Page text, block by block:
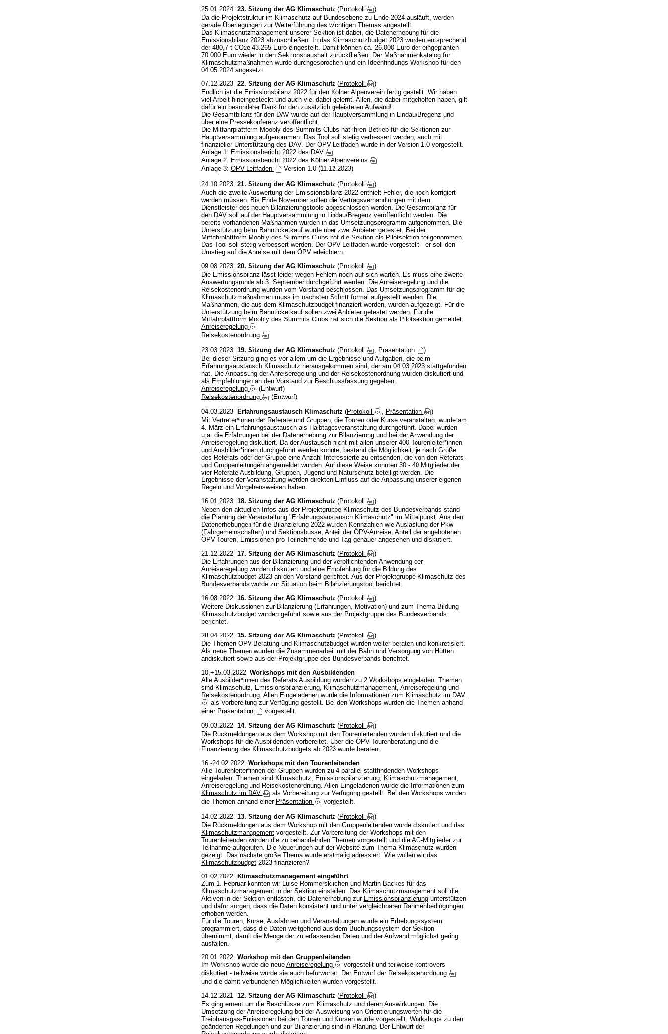
25.01.2024 23. Sitzung der AG Klimaschutz (Protokoll
)
Da die Projektstruktur im Klimaschutz auf Bundesebene zu Ende 2024 ausläuft, werden
gerade Überlegungen zur Weiterführung des wichtigen Themas angestellt.
Das Klimaschutzmanagement unserer Sektion ist dabei, die Datenerhebung für die
Emissionsbilanz 2023 abzuschließen. In das Klimaschutzbudget 2023 wurden entsprechend
der 480,7 t CO2e 43.265 Euro eingestellt. Damit können ca. 26.000 Euro der eingeplanten
70.000 Euro wieder in den Sektionshaushalt zurückfließen. Der Maßnahmenkatalog für
Klimaschutzmaßnahmen wurde durchgesprochen und ein Ideenfindungs-Workshop für den
04.05.2024 angesetzt.
07.12.2023 22. Sitzung der AG Klimaschutz (Protokoll
)
Endlich ist die Emissionsbilanz 2022 für den Kölner Alpenverein fertig gestellt. Wir haben
viel Arbeit hineingesteckt und auch viel dabei gelernt. Allen, die dabei mitgeholfen haben, gilt
dafür ein besonderer Dank für den zusätzlich geleisteten Aufwand!
Die Gesamtbilanz für den DAV wurde auf der Hauptversammlung in Lindau/Bregenz und
über eine Pressekonferenz veröffentlicht.
Die Mitfahrplattform Moobly des Summits Clubs hat ihren Betrieb für die Sektionen zur
Hauptversammlung aufgenommen. Das Tool soll stetig verbessert werden, auch mit
finanzieller Unterstützung des DAV. Der ÖPV-Leitfaden wurde in der Version 1.0 vorgestellt.
Anlage 1: Emissionsbericht 2022 des DAV
Anlage 2: Emissionsbericht 2022 des Kölner Alpenvereins
Anlage 3: ÖPV-Leitfaden Version 1.0 (11.12.2023)
24.10.2023 21. Sitzung der AG Klimaschutz (Protokoll
)
Auch die zweite Auswertung der Emissionsbilanz 2022 enthielt Fehler, die noch korrigiert
werden müssen. Bis Ende November sollen die Vertragsverhandlungen mit dem
Dienstleister des neuen Bilanzierungstools abgeschlossen werden. Die Gesamtbilanz für
den DAV soll auf der Hauptversammlung in Lindau/Bregenz veröffentlicht werden. Die
bereits vorhandenen Maßnahmen wurden in das Umsetzungsprogramm aufgenommen. Die
Unterstützung beim Bahnticketkauf wurde über zwei Anbieter getestet. Bei der
Mitfahrplattform Moobly des Summits Clubs hat die Sektion als Pilotsektion teilgenommen.
Das Tool soll stetig verbessert werden. Der ÖPV-Leitfaden wurde vorgestellt - er soll den
Umstieg auf die Anreise mit dem ÖPV erleichtern.
09.08.2023 20. Sitzung der AG Klimaschutz (Protokoll
)
Die Emissionsbilanz lässt leider wegen Fehlern noch auf sich warten. Es muss eine zweite
Auswertungsrunde ab 3. September durchgeführt werden. Die Anreiseregelung und die
Reisekostenordnung wurden vom Vorstand beschlossen. Das Umsetzungsprogramm für die
Klimaschutzmaßnahmen muss im nächsten Schritt formal aufgestellt werden. Die
Maßnahmen, die aus dem Klimaschutzbudget finanziert werden, wurden aufgezeigt. Für die
Unterstützung beim Bahnticketkauf sollen zwei Anbieter getestet werden. Für die
Mitfahrplattform Moobly des Summits Clubs hat sich die Sektion als Pilotsektion gemeldet.
Anreiseregelung
Reisekostenordnung
23.03.2023 19. Sitzung der AG Klimaschutz (Protokoll Präsentation
)
Bei dieser Sitzung ging es vor allem um die Ergebnisse und Aufgaben, die beim
Erfahrungsaustausch Klimaschutz herausgekommen sind, der am 04.03.2023 stattgefunden
hat. Die Anpassung der Anreiseregelung und der Reisekostenordnung wurden diskutiert und
als Empfehlungen an den Vorstand zur Beschlussfassung gegeben.
Anreiseregelung
(Entwurf)
Reisekostenordnung
(Entwurf)
04.03.2023 Erfahrungsaustausch Klimaschutz (Protokoll Präsentation
)
Mit Vertreter*innen der Referate und Gruppen, die Touren oder Kurse veranstalten, wurde am
4. März ein Erfahrungsaustausch als Halbtagesveranstaltung durchgeführt. Dabei wurden
u.a. die Erfahrungen bei der Datenerhebung zur Bilanzierung und bei der Anwendung der
Anreiseregelung diskutiert. Da der Austausch nicht mit allen unserer 400 Tourenleiter*innen
und Ausbilder*innen durchgeführt werden konnte, bestand die Möglichkeit, je nach Größe
des Referats oder der Gruppe eine Anzahl Interessierte zu entsenden, die von den Referats-
und Gruppenleitungen angemeldet wurden. Auf diese Weise konnten 30 - 40 Mitglieder der
vier Referate Ausbildung, Gruppen, Jugend und Naturschutz beteiligt werden. Die
Ergebnisse der Veranstaltung werden direkten Einfluss auf die Anpassung unserer eigenen
Regeln und Vorgehensweisen haben.
16.01.2023 18. Sitzung der AG Klimaschutz (Protokoll
)
Neben den aktuellen Infos aus der Projektgruppe Klimaschutz des Bundesverbands stand
die Planung der Veranstaltung "Erfahrungsaustausch Klimaschutz" im Mittelpunkt. Aus den
Datenerhebungen für die Bilanzierung 2022 wurden Kennzahlen wie Auslastung der Pkw
(Fahrgemeinschaften) und Sektionsbusse, Anteil der ÖPV-Anreise, Anteil der angebotenen
ÖPV-Touren, Emissionen pro Teilnehmende und Tag genauer angesehen und diskutiert.
21.12.2022 17. Sitzung der AG Klimaschutz (Protokoll
)
Die Erfahrungen aus der Bilanzierung und der verpflichtenden Anwendung der
Anreiseregelung wurden diskutiert und eine Empfehlung für die Bildung des
Klimaschutzbudget 2023 an den Vorstand gerichtet. Aus der Projektgruppe Klimaschutz des
Bundesverbands wurde zur Situation beim Bilanzierungstool berichtet.
16.08.2022 16. Sitzung der AG Klimaschutz (Protokoll
)
Weitere Diskussionen zur Bilanzierung (Erfahrungen, Motivation) und zum Thema Bildung
Klimaschutzbudget wurden geführt sowie aus der Projektgruppe des Bundesverbands
berichtet.
28.04.2022 15. Sitzung der AG Klimaschutz (Protokoll
)
Die Themen ÖPV-Beratung und Klimaschutzbudget wurden weiter beraten und konkretisiert.
Als neue Themen wurden die Zusammenarbeit mit der Bahn und Versorgung von Hütten
andiskutiert sowie aus der Projektgruppe des Bundesverbands berichtet.
10.+15.03.2022 Workshops mit den Ausbildenden
Alle Ausbilder*innen des Referats Ausbildung wurden zu 2 Workshops eingeladen. Themen
sind Klimaschutz, Emissionsbilanzierung, Klimaschutzmanagement, Anreiseregelung und
Reisekostenordnung. Allen Eingeladenen wurde die Informationen zum Klimaschutz im DAV
als Vorbereitung zur Verfügung gestellt. Bei den Workshops wurden die Themen anhand
einer Präsentation vorgestellt.
09.03.2022 14. Sitzung der AG Klimaschutz (Protokoll
)
Die Rückmeldungen aus dem Workshop mit den Tourenleitenden wurden diskutiert und die
Workshops für die Ausbildenden vorbereitet. Über die ÖPV-Tourenberatung und die
Finanzierung des Klimaschutzbudgets ab 2023 wurde beraten.
16.-24.02.2022 Workshops mit den Tourenleitenden
Alle Tourenleiter*innen der Gruppen wurden zu 4 parallel stattfindenden Workshops
eingeladen. Themen sind Klimaschutz, Emissionsbilanzierung, Klimaschutzmanagement,
Anreiseregelung und Reisekostenordnung. Allen Eingeladenen wurde die Informationen zum
Klimaschutz im DAV
als Vorbereitung zur Verfügung gestellt. Bei den Workshops wurden
die Themen anhand einer Präsentation vorgestellt.
14.02.2022 13. Sitzung der AG Klimaschutz (Protokoll
)
Die Rückmeldungen aus dem Workshop mit den Gruppenleitenden wurde diskutiert und das
Klimaschutzmanagementvorgestellt. Zur Vorbereitung der Workshops mit den
Tourenleitenden wurden die zu behandelnden Themen vorgestellt und die AG-Mitglieder zur
Teilnahme aufgerufen. Die Neuerungen auf der Website zum Thema Klimaschutz wurden
gezeigt. Das nächste große Thema wurde erstmalig adressiert: Wie wollen wir das
Klimaschutzbudget2023 finanzieren?
01.02.2022 Klimaschutzmanagement eingeführt
Zum 1. Februar konnten wir Luise Rommerskirchen und Martin Backes für das
Klimaschutzmanagementin der Sektion einstellen. Das Klimaschutzmanagement soll die
Aktiven in der Sektion entlasten, die Datenerhebung zur Emissionsbilanzierungunterstützen
und dafür sorgen, dass die Daten konsistent und unter vergleichbaren Rahmenbedingungen
erhoben werden.
Für die Touren, Kurse, Ausfahrten und Veranstaltungen wurde ein Erhebungssystem
programmiert, dass die Daten weitgehend aus dem Buchungssystem der Sektion
übernimmt, damit die Menge der zu erfassenden Daten und der Aufwand möglichst gering
ausfallen.
20.01.2022 Workshop mit den Gruppenleitenden
Im Workshop wurde die neue Anreiseregelung
vorgestellt und teilweise kontrovers
diskutiert - teilweise wurde sie auch befürwortet. Der Entwurf der Reisekostenordnung
und die damit verbundenen Möglichkeiten wurden vorgestellt.
14.12.2021 12. Sitzung der AG Klimaschutz (Protokoll
)
Es ging erneut um die Beschlüsse zum Klimaschutz und deren Auswirkungen. Die
Umsetzung der Anreiseregelung bei der Ausweisung von Orientierungswerten für die
Treibhausgas-Emissionenbei den Touren und Kursen wurde vorgestellt. Workshops zu den
geänderten Regelungen und zur Bilanzierung sind in Planung. Der Entwurf der